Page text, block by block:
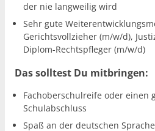
der nie langweilig wird
Sehr gute
Gerichtsvollzieher (m/w/d),
Diplom-Rechtspfleger (m/w/d)
Das solltest Du mitbringen:
Fachoberschulreife oder einen
Schulabschluss
Spaß an der deutschen